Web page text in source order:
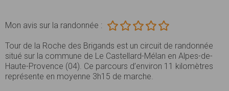
Mon avis sur la randonnée :
Tour de la Roche des Brigands est un circuit de randonnée
situé sur la commune de Le Castellard-Mélan en Alpes-de-
Haute-Provence (04). Ce parcours d’environ 11 kilomètres
représente en moyenne 3h15 de marche.